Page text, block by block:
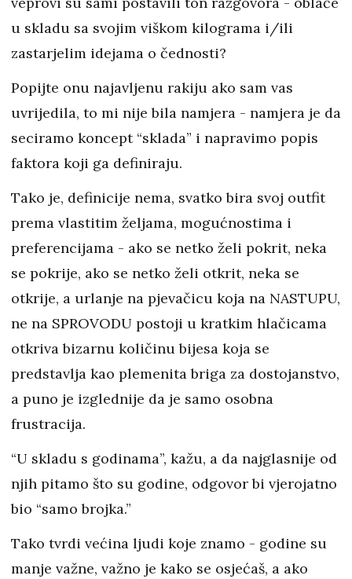
u skladu sa svojim viškom kilograma i/ili
zastarjelim idejama o čednosti?
Popijte onu najavljenu rakiju ako sam vas
uvrijedila, to mi nije bila namjera - namjera je da
seciramo koncept “sklada” i napravimo popis
faktora koji ga definiraju.
Tako je, definicije nema, svatko bira svoj outfit
prema vlastitim željama, mogućnostima i
preferencijama - ako se netko želi pokrit, neka
se pokrije, ako se netko želi otkrit, neka se
otkrije, a urlanje na pjevačicu koja na NASTUPU,
ne na SPROVODU postoji u kratkim hlačicama
otkriva bizarnu količinu bijesa koja se
predstavlja kao plemenita briga za dostojanstvo,
a puno je izglednije da je samo osobna
frustracija.
“U skladu s godinama”, kažu, a da najglasnije od
njih pitamo što su godine, odgovor bi vjerojatno
bio “samo brojka.”
Tako tvrdi većina ljudi koje znamo - godine su
manje važne, važno je kako se osjećaš, a ako